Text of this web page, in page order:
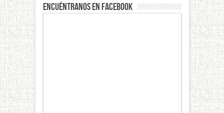
Encuéntranos en Facebook